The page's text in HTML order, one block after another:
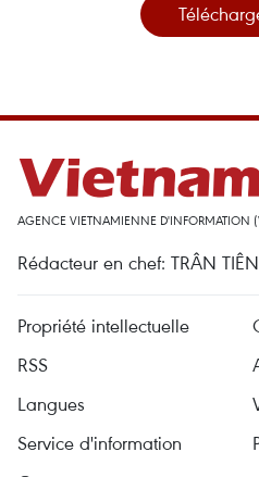
AGENCE VIETNAMIENNE D'INFORMATION
Rédacteur en chef: TRÂN
Propriété intellectuelle
RSS
Langues
Service d'information